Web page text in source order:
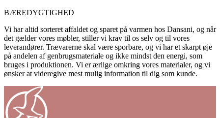
BÆREDYGTIGHED
Vi har altid sorteret affaldet og sparet på varmen hos Dansani, og når
det gælder vores møbler, stiller vi krav til os selv og til vores
leverandører. Trævarerne skal være sporbare, og vi har et skarpt øje
på andelen af genbrugsmateriale og ikke mindst den energi, som
bruges i produktionen. Vi er ærlige omkring vores materialer, og vi
ønsker at videregive mest mulig information til dig som kunde.